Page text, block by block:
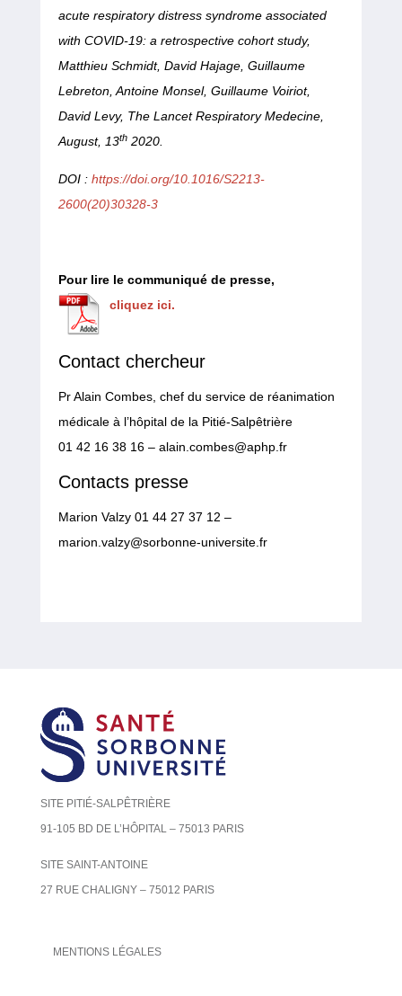
acute respiratory distress syndrome associated
with COVID-19: a retrospective cohort study,
Matthieu Schmidt, David Hajage, Guillaume
Lebreton, Antoine Monsel, Guillaume Voiriot,
David Levy, The Lancet Respiratory Medecine,
August, 13th2020.
DOI : https://doi.org/10.1016/S2213-
2600(20)30328-3
Pour lire le communiqué de presse,
cliquez ici.
Contact chercheur
Pr Alain Combes, chef du service de réanimation
médicale à l’hôpital de la Pitié-Salpêtrière
01 42 16 38 16 – alain.combes@aphp.fr
Contacts presse
Marion Valzy 01 44 27 37 12 –
marion.valzy@sorbonne-universite.fr
SITE PITIÉ-SALPÊTRIÈRE
91-105 BD DE L’HÔPITAL – 75013 PARIS
SITE SAINT-ANTOINE
27 RUE CHALIGNY – 75012 PARIS
MENTIONS LÉGALES